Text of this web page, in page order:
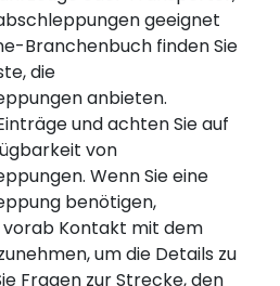
geeignet
Branchenbuch finden Sie
die
anbieten.
und achten Sie auf
von
Wenn Sie eine
benötigen,
Kontakt mit dem
um die Details zu
Fragen zur Strecke, den